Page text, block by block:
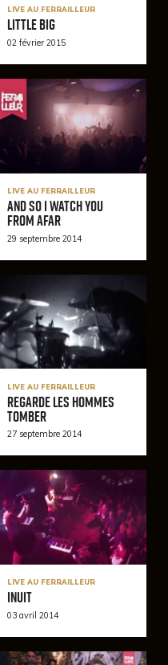
LIVE AU FERRAILLEUR
Little Big
02 février 2015
LIVE AU FERRAILLEUR
And So I Watch You
From Afar
29 septembre 2014
LIVE AU FERRAILLEUR
Regarde Les Hommes
Tomber
27 septembre 2014
LIVE AU FERRAILLEUR
Inuit
03 avril 2014